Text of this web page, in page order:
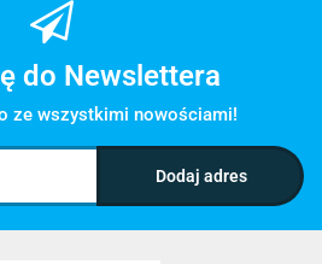
do Newslettera
ze wszystkimi nowościami!